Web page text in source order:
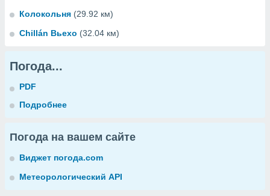
Колокольня (29.92 км)
Chillán Вьехо (32.04 км)
Погода...
PDF
Подробнее
Погода на вашем сайте
Виджет погода.com
Метеорологический API